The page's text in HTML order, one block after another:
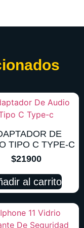
DE
TIPO C TYPE-C
$21900
al carrito